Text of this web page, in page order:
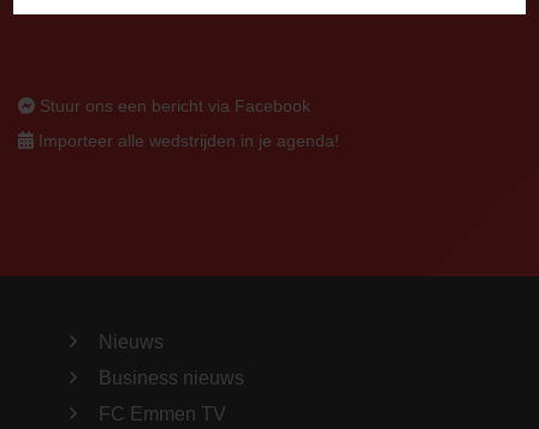
Stuur ons een bericht via Facebook
Importeer alle wedstrijden in je agenda!
Nieuws
Business nieuws
FC Emmen TV